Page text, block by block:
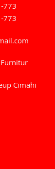
773
773
Cimahi